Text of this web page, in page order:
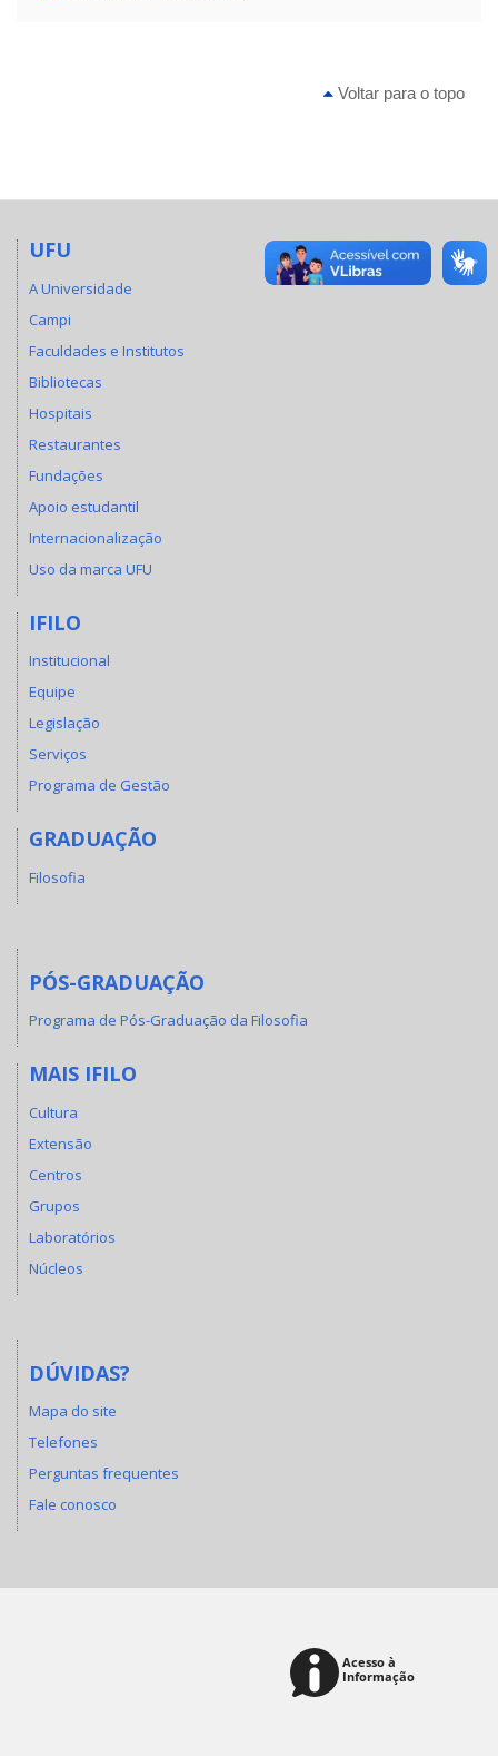
Voltar para o topo
UFU
A Universidade
Campi
Faculdades e Institutos
Bibliotecas
Hospitais
Restaurantes
Fundações
Apoio estudantil
Internacionalização
Uso da marca UFU
IFILO
Institucional
Equipe
Legislação
Serviços
Programa de Gestão
GRADUAÇÃO
Filosofia
PÓS-GRADUAÇÃO
Programa de Pós-Graduação da Filosofia
MAIS IFILO
Cultura
Extensão
Centros
Grupos
Laboratórios
Núcleos
DÚVIDAS?
Mapa do site
Telefones
Perguntas frequentes
Fale conosco